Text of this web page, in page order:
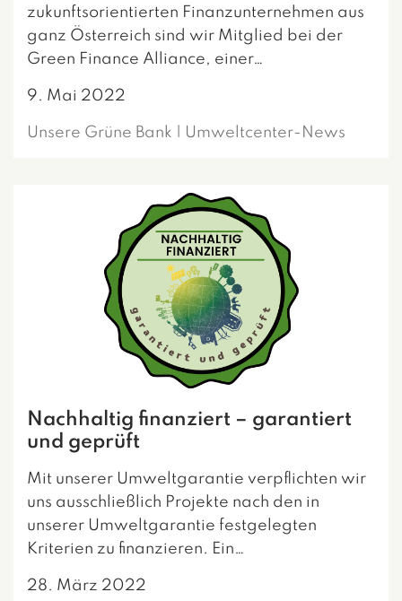
zukunftsorientierten Finanzunternehmen aus
ganz Österreich sind wir Mitglied bei der
Green Finance Alliance, einer…
9. Mai 2022
Unsere Grüne Bank | Umweltcenter-News
Nachhaltig finanziert – garantiert
und geprüft
Mit unserer Umweltgarantie verpflichten wir
uns ausschließlich Projekte nach den in
unserer Umweltgarantie festgelegten
Kriterien zu finanzieren. Ein…
28. März 2022